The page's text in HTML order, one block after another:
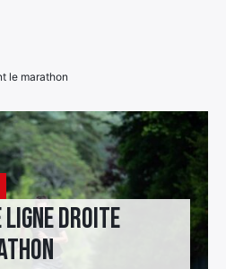
ligne droite
le marathon
de
menu
Élément
de
menu
Élément
de
menu